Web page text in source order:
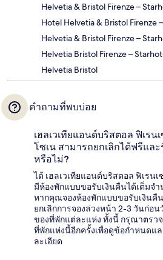
Helvetia & Bristol Firenze –
Hotel Helvetia & Bristol Firenze
Helvetia & Bristol Firenze –
Helvetia Bristol Firenze –
Helvetia Bristol
คำถามที่พบบ่อย
เฮลเวเทียแอนด์บริสตอล ฟิเรน
โซเน สามารถยกเลิกได้ฟรีแล
หรือไม่?
ได้ เฮลเวเทียแอนด์บริสตอล ฟิเรน
มีห้องพักแบบขอรับเงินคืนได้เต็มจำ
หากคุณจองห้องพักแบบขอรับเงินคื
ยกเลิกการจองล่วงหน้า 2-3 วันก่อ
ของที่พักแต่ละแห่ง ทั้งนี้ กรุณาตรว
ที่พักแห่งนี้อีกครั้งเพื่อดูข้อกำหนดแล
ละเอียด